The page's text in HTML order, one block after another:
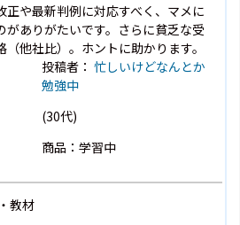
正や最新判例に対応すべく、マメに
がありがたいです。さらに貧乏な受
他社比）。ホントに助かります。
投稿者： 忙しいけどなんとか
勉強中
(30代)
商品：学習中
教材